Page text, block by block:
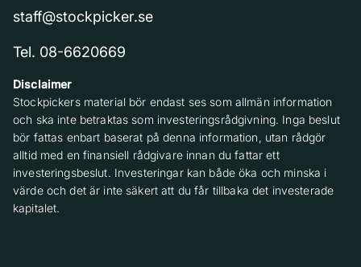
staff@stockpicker.se
Tel. 08-6620669
Disclaimer
Stockpickers material bör endast ses som allmän information
och ska inte betraktas som investeringsrådgivning. Inga beslut
bör fattas enbart baserat på denna information, utan rådgör
alltid med en finansiell rådgivare innan du fattar ett
investeringsbeslut. Investeringar kan både öka och minska i
värde och det är inte säkert att du får tillbaka det investerade
kapitalet.